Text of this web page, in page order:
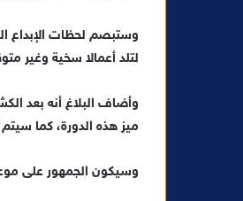
ي
ا
وستبصم لحظات الإبداع
لتلد أعمالا سخية وغير
وأضاف البلاغ أنه بعد
ميز هذه الدورة، كما
وسيكون الجمهور على